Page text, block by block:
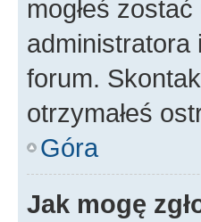
mogłeś
administratora
forum.
otrzymałeś
Góra
Jak mogę